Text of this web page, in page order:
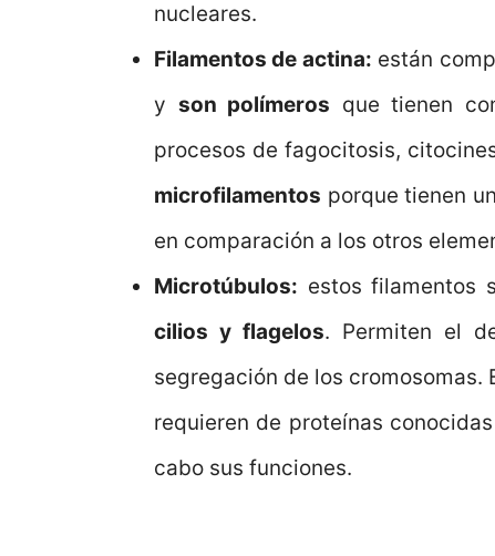
nucleares.
Filamentos de actina: están
y son polímeros que tienen
procesos de fagocitosis,
microfilamentos porque tienen
en comparación a los otros
Microtúbulos: estos filamentos
cilios y flagelos. Permiten el
segregación de los
requieren de proteínas
cabo sus funciones.